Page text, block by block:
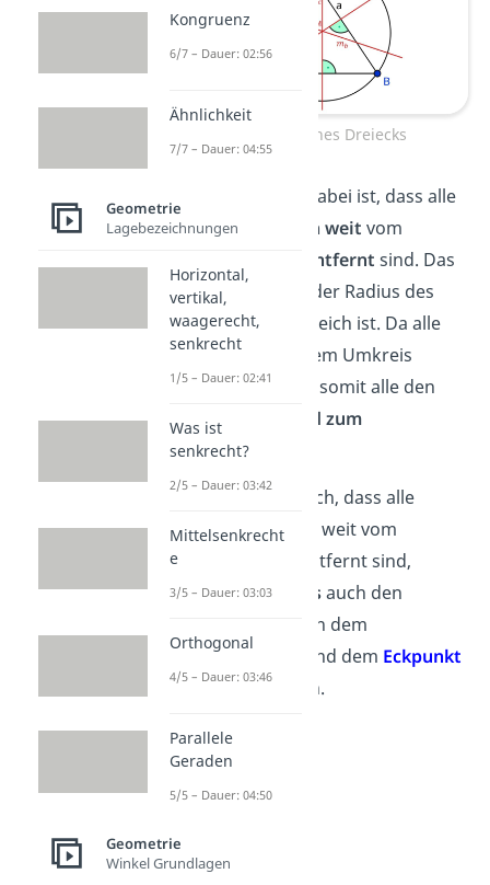
Umkreis eines Dreiecks
Das Besondere dabei ist, dass alle
Eckpunkte
gleich weit vom
Mittelpunkt M entfernt sind. Das
liegt daran, weil der Radius des
Kreises überall gleich ist. Da alle
Eckpunkte
auf dem Umkreis
liegen, haben sie somit alle den
gleichen
Abstand zum
Mittelpunkt M
Übrigens:Dadurch, dass alle
Eckpunkte gleich weit vom
Mittelpunkt M entfernt sind,
kannst alsRadiusauch den
Abstand zwischen dem
Mittelpunkt M
und dem Eckpunkt
BoderCnehmen.
Kongruenz
6/7 – Dauer: 02:56
Ähnlichkeit
7/7 – Dauer: 04:55
Geometrie
Lagebezeichnungen
Horizontal,
vertikal,
waagerecht,
senkrecht
1/5 – Dauer: 02:41
Was ist
senkrecht?
2/5 – Dauer: 03:42
Mittelsenkrecht
e
3/5 – Dauer: 03:03
Orthogonal
4/5 – Dauer: 03:46
Parallele
Geraden
5/5 – Dauer: 04:50
Geometrie
Winkel Grundlagen